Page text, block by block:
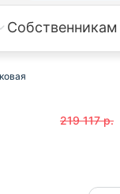
Собственникам
219 117 р.